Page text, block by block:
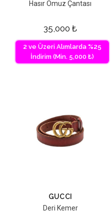
Hasır Omuz Çantası
35,000 ₺
2 ve Üzeri Alımlarda %25
İndirim (Min. 5,000 ₺)
GUCCI
Deri Kemer